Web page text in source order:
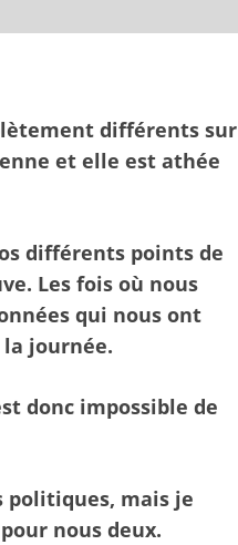
différents sur
et elle est athée
différents points de
Les fois où nous
qui nous ont
journée.
donc impossible de
politiques, mais je
nous deux.